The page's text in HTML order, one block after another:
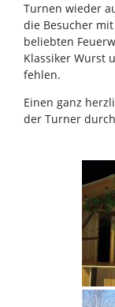
Turnen wieder
die Besucher
beliebten
Klassiker Wurst
fehlen.
Einen ganz
der Turner